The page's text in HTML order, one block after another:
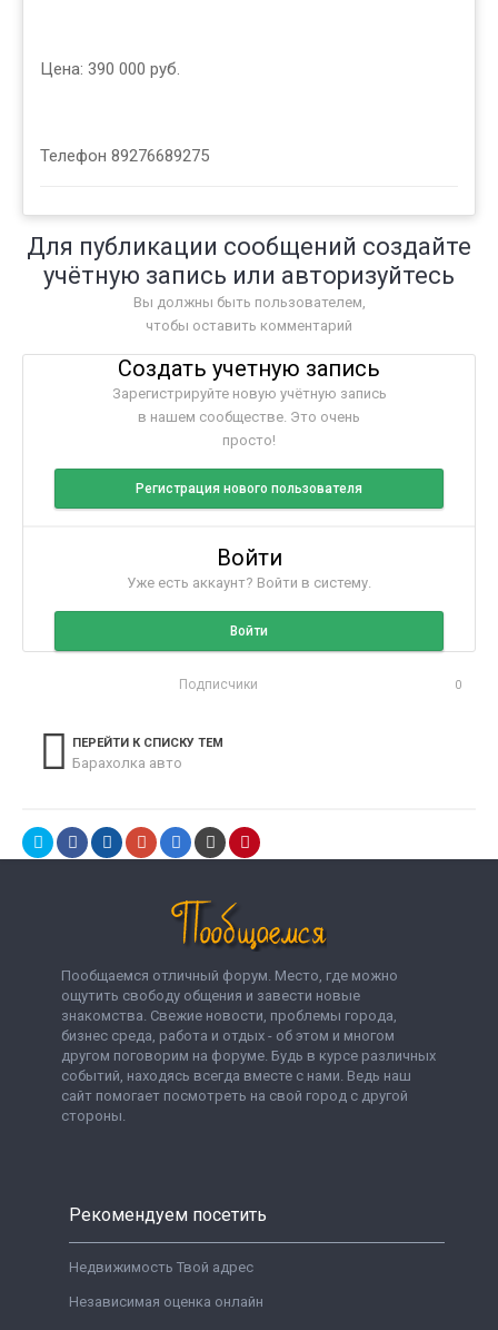
Цена: 390 000 руб.
Телефон 89276689275
Для публикации сообщений создайте
учётную запись или авторизуйтесь
Вы должны быть пользователем,
чтобы оставить комментарий
Создать учетную запись
Зарегистрируйте новую учётную запись
в нашем сообществе. Это очень
просто!
Регистрация нового пользователя
Войти
Уже есть аккаунт? Войти в систему.
Войти
Подписчики 0
ПЕРЕЙТИ К СПИСКУ ТЕМ
Барахолка авто
Пообщаемся отличный форум. Место, где можно
ощутить свободу общения и завести новые
знакомства. Свежие новости, проблемы города,
бизнес среда, работа и отдых - об этом и многом
другом поговорим на форуме. Будь в курсе различных
событий, находясь всегда вместе с нами. Ведь наш
сайт помогает посмотреть на свой город с другой
стороны.
Рекомендуем посетить
Недвижимость Твой адрес
Независимая оценка онлайн